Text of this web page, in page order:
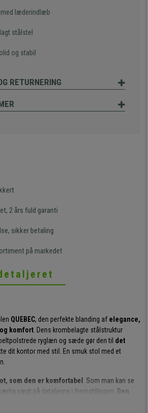
læderindlæb
stålstel
og stabil
RETURNERING
2 års fuld garanti
sikker betaling
på markedet
QUEBEC, den perfekte blanding af elegance,
komfort . Dens krombelagte stålstruktur
ryglæn og sæde gør den til det
dit kontor med stil. En smuk stol med et
som den er komfortabel
. Som man kan se
vægt på detaljerne i fremstillingen.
Den
gør den mere komfortabel end andre